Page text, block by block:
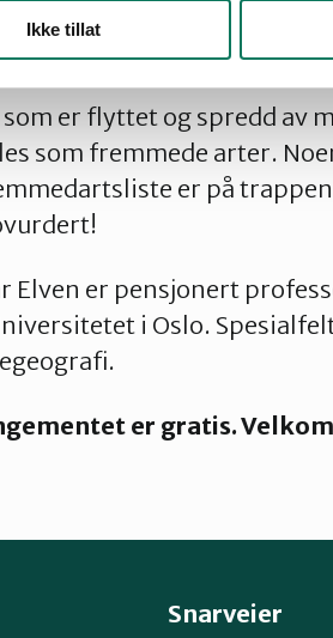
Ikke tillat
på foredrag med
Mandag 14. august kl.
er flyttet og spredd av
som fremmede arter.
er på
Elven er pensjonert
i Oslo.
er gratis.
Snarveier